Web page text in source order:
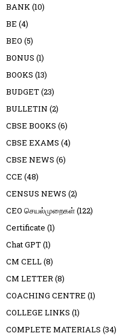
BANK(10)
BE (4)
BEO (5)
BONUS (1)
BOOKS (13)
BUDGET(23)
BULLETIN (2)
CBSE BOOKS (6)
CBSE EXAMS (4)
CBSE NEWS (6)
CCE (48)
CENSUS NEWS (2)
CEO செயல்முறைகள்(122)
Certificate (1)
Chat GPT(1)
CM CELL(8)
CM LETTER(8)
COACHING CENTRE (1)
COLLEGE LINKS (1)
COMPLETE MATERIALS (34)